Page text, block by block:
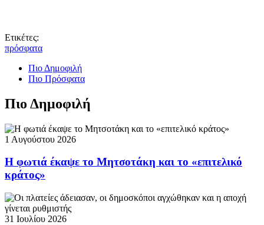
Ετικέτες:
πρόσφατα
Πιο Δημοφιλή
Πιο Πρόσφατα
Πιο Δημοφιλή
1 Αυγούστου 2026
Η φωτιά έκαψε το Μητσοτάκη και το «επιτελικό
κράτος»
31 Ιουλίου 2026